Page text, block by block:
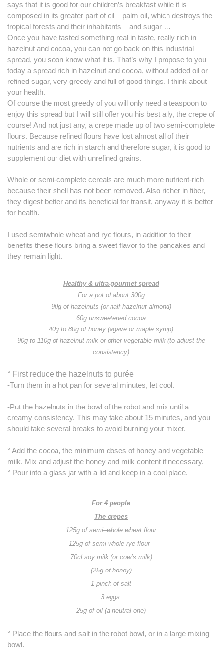
says that it is good for our children’s breakfast while it is
composed in its greater part of oil – palm oil, which destroys the
tropical forests and their inhabitants – and sugar …
Once you have tasted something real in taste, really rich in
hazelnut and cocoa, you can not go back on this industrial
spread, you soon know what it is. That’s why I propose to you
today a spread rich in hazelnut and cocoa, without added oil or
refined sugar, very greedy and full of good things. I think about
your health.
Of course the most greedy of you will only need a teaspoon to
enjoy this spread but I will still offer you his best ally, the crepe of
course! And not just any, a crepe made up of two semi-complete
flours. Because refined flours have lost almost all of their
nutrients and are rich in starch and therefore sugar, it is good to
supplement our diet with unrefined grains.
Whole or semi-complete cereals are much more nutrient-rich
because their shell has not been removed. Also richer in fiber,
they digest better and its beneficial for transit, anyway it is better
for health.
I used semiwhole wheat and rye flours, in addition to their
benefits these flours bring a sweet flavor to the pancakes and
they remain light.
Healthy & ultra-gourmet spread
For a pot of about 300g
90g of hazelnuts (or half hazelnut almond)
60g unsweetened cocoa
40g to 80g of honey (agave or maple syrup)
90g to 110g of hazelnut milk or other vegetable milk (to adjust the
consistency)
° First reduce the hazelnuts to purée
-Turn them in a hot pan for several minutes, let cool.
-Put the hazelnuts in the bowl of the robot and mix until a
creamy consistency. This may take about 15 minutes, and you
should take several breaks to avoid burning your mixer.
° Add the cocoa, the minimum doses of honey and vegetable
milk. Mix and adjust the honey and milk content if necessary.
° Pour into a glass jar with a lid and keep in a cool place.
For 4 people
The crepes
125g of semi–whole wheat flour
125g of semi-whole rye flour
70cl soy milk (or cow’s milk)
(25g of honey)
1 pinch of salt
3 eggs
25g of oil (a neutral one)
° Place the flours and salt in the robot bowl, or in a large mixing
bowl.